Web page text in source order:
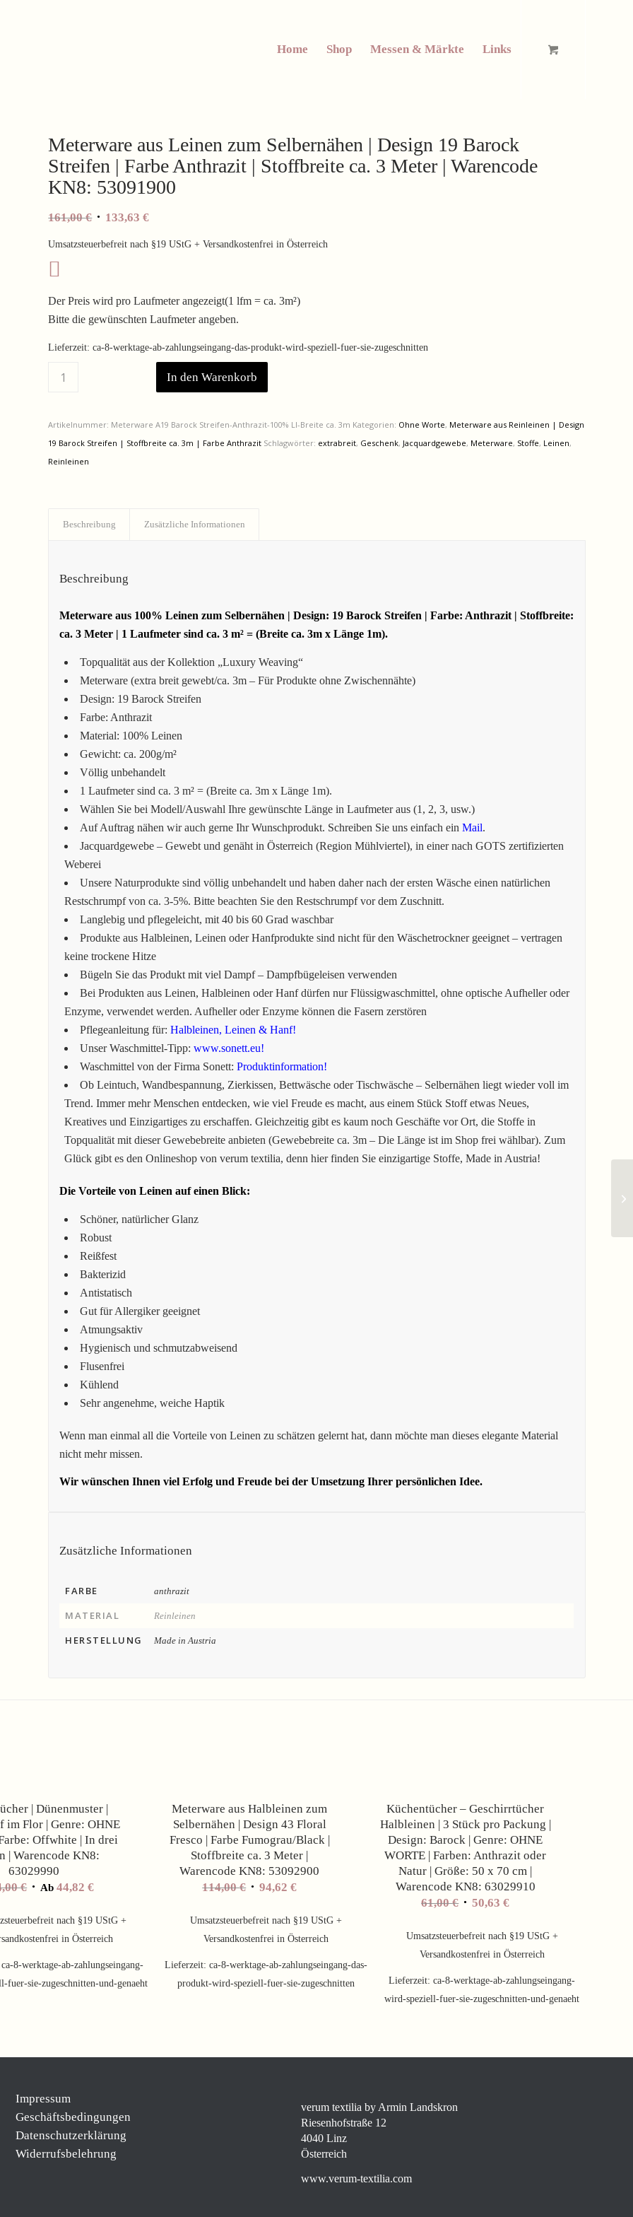
Home Shop Messen & Märkte Links
Meterware aus Leinen zum Selbernähen | Design 19 Barock
Streifen | Farbe Anthrazit | Stoffbreite ca. 3 Meter | Warencode
KN8: 53091900
161,00€ Ursprünglicher
war:
133,63€
ist:
Umsatzsteuerbefreit nach §19 UStG + Versandkostenfrei in Österreich
Der Preis wird pro Laufmeter angezeigt(1 lfm = ca. 3m²)
Bitte die gewünschten Laufmeter angeben.
Lieferzeit:ca-8-werktage-ab-zahlungseingang-das-produkt-wird-speziell-fuer-sie-zugeschnitten
In den Warenkorb
Artikelnummer: Meterware A19 Barock Streifen-Anthrazit-100% LI-Breite ca. 3m Kategorien: Ohne Worte, Meterware aus Reinleinen | Design
19 Barock Streifen | Stoffbreite ca. 3m | Farbe Anthrazit Schlagwörter: extrabreit, Geschenk, Jacquardgewebe, Meterware, Stoffe, Leinen,
Reinleinen
Beschreibung Zusätzliche Informationen
Beschreibung
Meterware aus 100% Leinen zum Selbernähen | Design: 19 Barock Streifen | Farbe: Anthrazit | Stoffbreite:
ca. 3 Meter | 1 Laufmeter sind ca. 3 m² = (Breite ca. 3m x Länge 1m).
Topqualität aus der Kollektion „Luxury Weaving“
Meterware (extra breit gewebt/ca. 3m – Für Produkte ohne Zwischennähte)
Design: 19 Barock Streifen
Farbe: Anthrazit
Material: 100% Leinen
Gewicht: ca. 200g/m²
Völlig unbehandelt
1 Laufmeter sind ca. 3 m² = (Breite ca. 3m x Länge 1m).
Wählen Sie bei Modell/Auswahl Ihre gewünschte Länge in Laufmeter aus (1, 2, 3, usw.)
Auf Auftrag nähen wir auch gerne Ihr Wunschprodukt. Schreiben Sie uns einfach einMail.
Jacquardgewebe – Gewebt und genäht in Österreich (Region Mühlviertel), in einer nach GOTS zertifizierten
Weberei
Unsere Naturprodukte sind völlig unbehandelt und haben daher nach der ersten Wäsche einen natürlichen
Restschrumpf von ca. 3-5%. Bitte beachten Sie den Restschrumpf vor dem Zuschnitt.
Langlebig und pflegeleicht, mit 40 bis 60 Grad waschbar
Produkte aus Halbleinen, Leinen oder Hanfprodukte sind nicht für den Wäschetrockner geeignet – vertragen
keine trockene Hitze
Bügeln Sie das Produkt mit viel Dampf – Dampfbügeleisen verwenden
Bei Produkten aus Leinen, Halbleinen oder Hanf dürfen nur Flüssigwaschmittel, ohne optische Aufheller oder
Enzyme, verwendet werden. Aufheller oder Enzyme können die Fasern zerstören
Pflegeanleitung für:Halbleinen, Leinen & Hanf!
Unser Waschmittel-Tipp:www.sonett.eu!
Waschmittel von der Firma Sonett:Produktinformation!
Ob Leintuch, Wandbespannung, Zierkissen, Bettwäsche oder Tischwäsche – Selbernähen liegt wieder voll im
Trend. Immer mehr Menschen entdecken, wie viel Freude es macht, aus einem Stück Stoff etwas Neues,
Kreatives und Einzigartiges zu erschaffen. Gleichzeitig gibt es kaum noch Geschäfte vor Ort, die Stoffe in
Topqualität mit dieser Gewebebreite anbieten (Gewebebreite ca. 3m – Die Länge ist im Shop frei wählbar). Zum
Glück gibt es den Onlineshop von verum textilia, denn hier finden Sie einzigartige Stoffe, Made in Austria!
Die Vorteile von Leinen auf einen Blick:
Schöner, natürlicher Glanz
Robust
Reißfest
Bakterizid
Antistatisch
Gut für Allergiker geeignet
Atmungsaktiv
Hygienisch und schmutzabweisend
Flusenfrei
Kühlend
Sehr angenehme, weiche Haptik
Wenn man einmal all die Vorteile von Leinen zu schätzen gelernt hat, dann möchte man dieses elegante Material
nicht mehr missen.
Wir wünschen Ihnen viel Erfolg und Freude bei der Umsetzung Ihrer persönlichen Idee.
Zusätzliche Informationen
FARBE anthrazit
MATERIAL Reinleinen
HERSTELLUNG Made in Austria
| Dünenmuster |
im Flor | Genre: OHNE
Offwhite | In drei
| Warencode KN8:
63029990
€ Ab44,82€
nach §19 UStG +
in Österreich
ca-8-werktage-ab-zahlungseingang-
fuer-sie-zugeschnitten-und-genaeht
Meterware aus Halbleinen zum
Selbernähen | Design 43 Floral
Fresco | Farbe Fumograu/Black |
Stoffbreite ca. 3 Meter |
Warencode KN8: 53092900
114,00€ Ursprünglicher
war:
114,00 €
94,62€Aktueller
ist:
94,62 €.
Umsatzsteuerbefreit nach §19 UStG +
Versandkostenfrei in Österreich
Lieferzeit:ca-8-werktage-ab-zahlungseingang-das-
produkt-wird-speziell-fuer-sie-zugeschnitten
Küchentücher – Geschirrtücher
Halbleinen | 3 Stück pro Packung |
Design: Barock | Genre: OHNE
WORTE | Farben: Anthrazit oder
Natur | Größe: 50 x 70 cm |
Warencode KN8: 63029910
61,00€ 50,63€
Umsatzsteuerbefreit nach §19 UStG +
Versandkostenfrei in Österreich
Lieferzeit:ca-8-werktage-ab-zahlungseingang-
wird-speziell-fuer-sie-zugeschnitten-und-genaeht
Impressum
Geschäftsbedingungen
Datenschutzerklärung
Widerrufsbelehrung
verum textilia by Armin Landskron
Riesenhofstraße 12
4040 Linz
Österreich
www.verum-textilia.com